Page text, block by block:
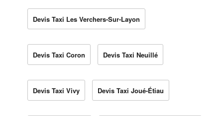
Devis Taxi Les Verchers-Sur-Layon
Devis Taxi Coron Devis Taxi Neuillé
Devis Taxi Vivy Devis Taxi Joué-Étiau